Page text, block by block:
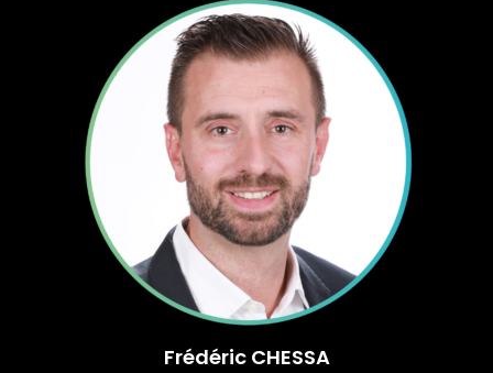
Frédéric CHESSA